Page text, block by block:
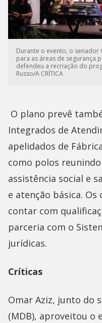
Durante o evento, o
para as áreas de segurança
defendeu a recriação do
Russo/A CRÍTICA
O plano prevê
Integrados de
apelidados de
como polos
assistência social e
e atenção básica.
contar com
parceria com o
jurídicas.
Críticas
Omar Aziz, junto do
(MDB), aproveitou o